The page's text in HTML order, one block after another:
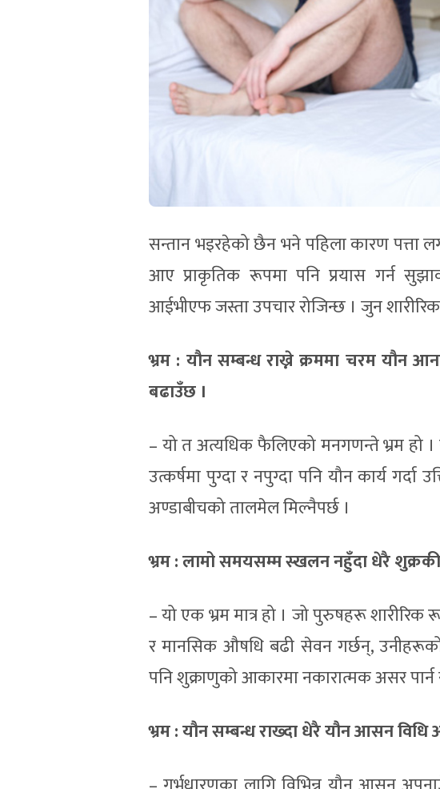
सन्तान भइरहेको छैन भने पहिला कारण पत्ता
आए प्राकृतिक रूपमा पनि प्रयास गर्न
आईभीएफ जस्ता उपचार रोजिन्छ । जुन
भ्रम : यौन सम्बन्ध राख्ने क्रममा चरम यौनआन
बढाउँछ ।
– यो त अत्यधिक फैलिएको मनगणन्ते भ्रम हो ।
उत्कर्षमा पुग्दा र नपुग्दा पनि यौन कार्य
अण्डाबीचको तालमेल मिल्नैपर्छ ।
भ्रम:लामो समयसम्म स्खलन नहुँदा धेरै
– यो एक भ्रम मात्र हो । जो पुरुषहरू
र मानसिक औषधि बढी सेवन गर्छन्,
पनि शुक्राणुको आकारमा नकारात्मक असर
भ्रम:यौन सम्बन्ध राख्दा धेरै यौन आसन विधि